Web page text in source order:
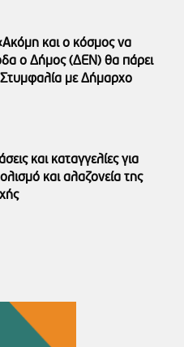
και ο κόσμος να
ο Δήμος (ΔΕΝ) θα πάρει
με Δήμαρχο
και καταγγελίες για
και αλαζονεία της